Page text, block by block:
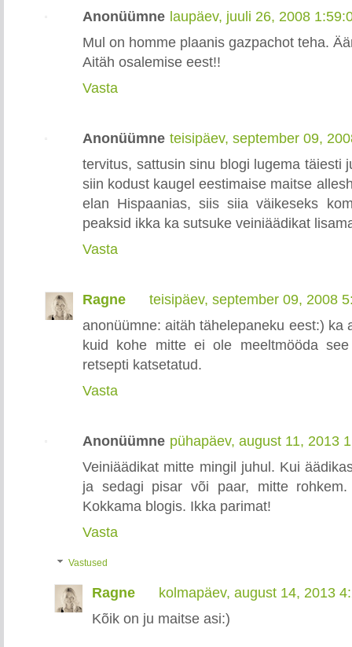
Anonüümne laupäev, juuli 26, 2008
Mul on homme plaanis gazpachot teha.
Aitäh osalemise eest!!
Vasta
Anonüümne teisipäev, september 09,
tervitus, sattusin sinu blogi lugema täiesti
siin kodust kaugel eestimaise maitse
elan Hispaanias, siis siia väikeseks
peaksid ikka ka sutsuke veiniäädikat
Vasta
Ragne
teisipäev, september 09, 2008
anonüümne: aitäh tähelepaneku eest:) ka
kuid kohe mitte ei ole meeltmööda
retsepti katsetatud.
Vasta
Anonüümne pühapäev, august 11, 2013
Veiniäädikat mitte mingil juhul. Kui
ja sedagi pisar või paar, mitte
Kokkama blogis. Ikka parimat!
Vasta
Vastused
Ragne
kolmapäev, august 14, 2013
Kõik on ju maitse asi:)